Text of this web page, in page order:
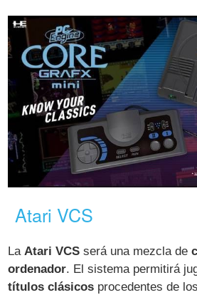
Atari VCS
LaAtari VCS será una mezcla de
ordenador. El sistema permitirá
títulos clásicos procedentes de